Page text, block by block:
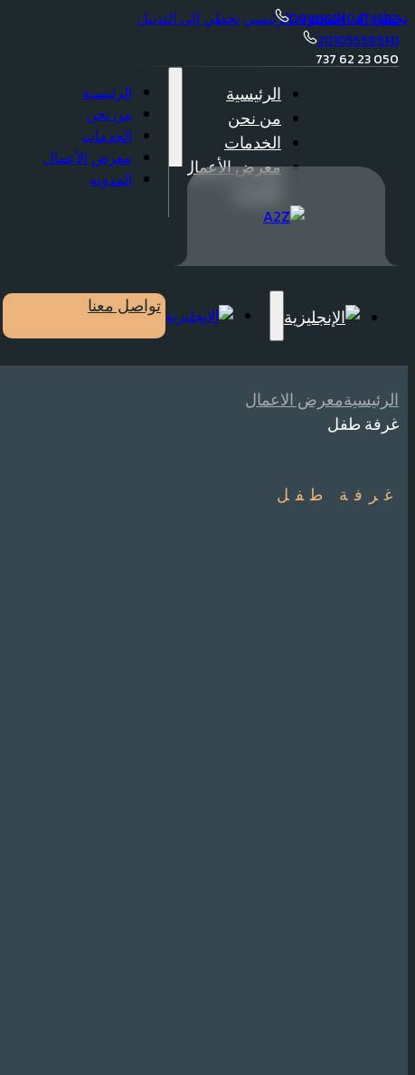
تخطي إلى المحتوى الرئيسي تخطي إلى التذييل
00966540474632
201055589141
050 23 62 737
الرئيسية
من نحن
الخدمات
معرض الأعمال
الرئيسية
من نحن
الخدمات
معرض الأعمال
المدونه
تواصل معنا
الرئيسيةمعرض الاعمال
غرفة طفل
غرفة طفل